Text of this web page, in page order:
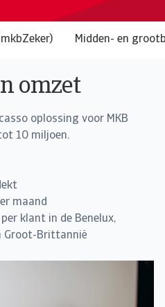
Midden- en
omzet
oplossing voor MKB
10 miljoen.
maand
klant in de Benelux,
Groot-Brittannië